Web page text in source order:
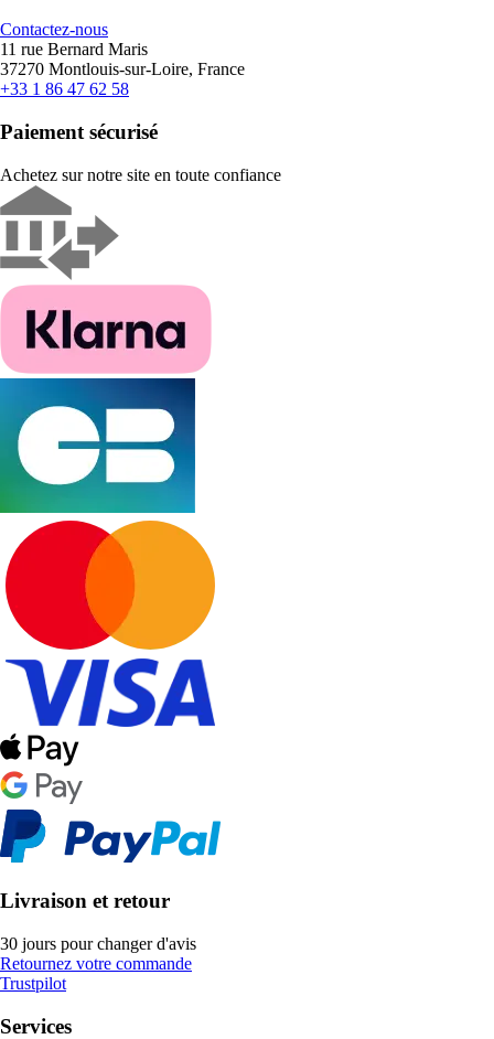
Contactez-nous
11 rue Bernard Maris
37270 Montlouis-sur-Loire, France
+33 1 86 47 62 58
Paiement sécurisé
Achetez sur notre site en toute confiance
Livraison et retour
30 jours pour changer d'avis
Retournez votre commande
Trustpilot
Services